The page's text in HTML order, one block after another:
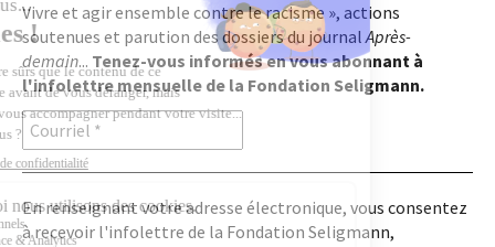
En renseignant votre adresse électronique, vous
consentez à recevoir l'infolettre de la Fondation
Seligmann, conformément à notrepolitique de
confidentialité. Il vous sera possible de vous
désabonner à tout moment.
Copyright © 2026Fondation Seligmann|Mentions légales|Crédits
Vivre et agir ensemble contre le racisme », actions
soutenues et parution des dossiers du journalAprès-
demain... Tenez-vous informés en vous abonnant à
l'infolettre mensuelle de la Fondation Seligmann.
En renseignant votre adresse électronique, vous consentez
à recevoir l'infolettre de la Fondation Seligmann,